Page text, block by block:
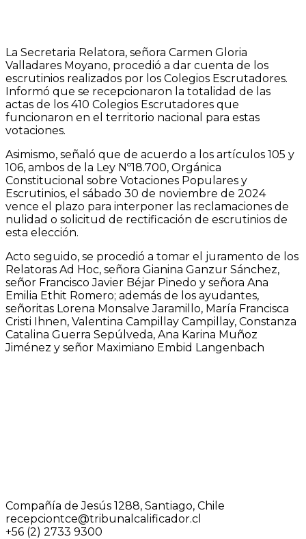
La Secretaria Relatora, señora Carmen Gloria
Valladares Moyano, procedió a dar cuenta de los
escrutinios realizados por los Colegios Escrutadores.
Informó que se recepcionaron la totalidad de las
actas de los 410 Colegios Escrutadores que
funcionaron en el territorio nacional para estas
votaciones.
Asimismo, señaló que de acuerdo a los artículos 105 y
106, ambos de la Ley Nº18.700, Orgánica
Constitucional sobre Votaciones Populares y
Escrutinios, el sábado 30 de noviembre de 2024
vence el plazo para interponer las reclamaciones de
nulidad o solicitud de rectificación de escrutinios de
esta elección.
Acto seguido, se procedió a tomar el juramento de los
Relatoras Ad Hoc, señora Gianina Ganzur Sánchez,
señor Francisco Javier Béjar Pinedo y señora Ana
Emilia Ethit Romero; además de los ayudantes,
señoritas Lorena Monsalve Jaramillo, María Francisca
Cristi Ihnen, Valentina Campillay Campillay, Constanza
Catalina Guerra Sepúlveda, Ana Karina Muñoz
Jiménez y señor Maximiano Embid Langenbach
Compañía de Jesús 1288, Santiago, Chile
recepciontce@tribunalcalificador.cl
+56 (2) 2733 9300